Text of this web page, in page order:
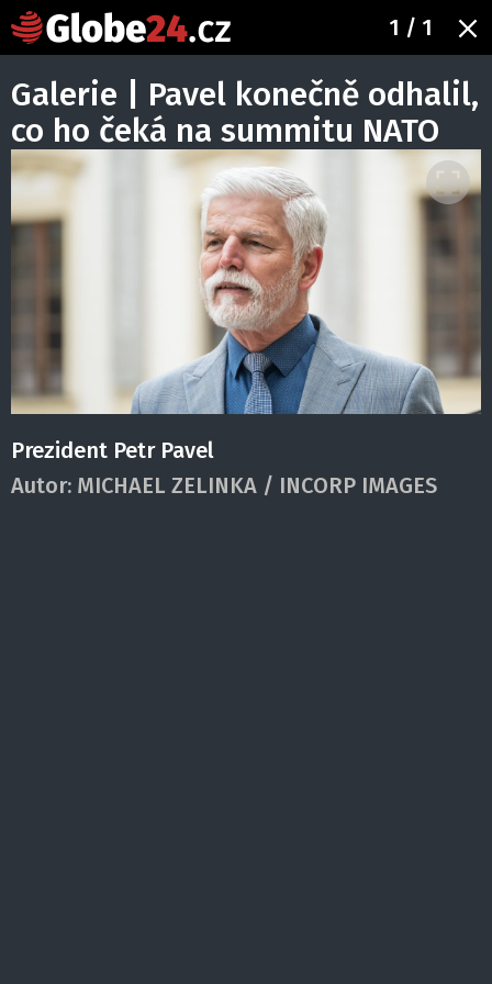
1 / 1
Galerie | Pavel konečně odhalil,
co ho čeká na summitu NATO
Prezident Petr Pavel
Autor: MICHAEL ZELINKA / INCORP IMAGES